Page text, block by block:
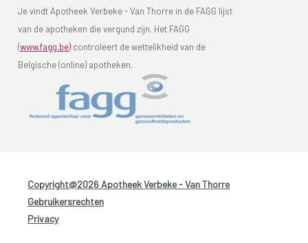
Je vindt Apotheek Verbeke - Van Thorre in de FAGG lijst
van de apotheken die vergund zijn. Het FAGG
(www.fagg.be) controleert de wettelikheid van de
Belgische (online) apotheken.
Copyright@2026 Apotheek Verbeke - Van Thorre
Gebruikersrechten
Privacy